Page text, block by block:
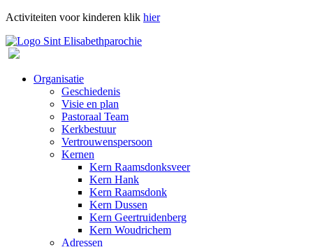
Activiteiten voor kinderen klik hier
Organisatie
Geschiedenis
Visie en plan
Pastoraal Team
Kerkbestuur
Vertrouwenspersoon
Kernen
Kern Raamsdonksveer
Kern Hank
Kern Raamsdonk
Kern Dussen
Kern Geertruidenberg
Kern Woudrichem
Adressen